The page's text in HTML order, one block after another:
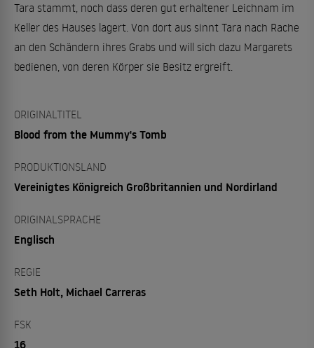
Tara stammt, noch dass deren gut erhaltener Leichnam im
Keller des Hauses lagert. Von dort aus sinnt Tara nach Rache
an den Schändern ihres Grabs und will sich dazu Margarets
bedienen, von deren Körper sie Besitz ergreift.
ORIGINALTITEL
Blood from the Mummy's Tomb
PRODUKTIONSLAND
Vereinigtes Königreich Großbritannien und Nordirland
ORIGINALSPRACHE
Englisch
REGIE
Seth Holt, Michael Carreras
FSK
16